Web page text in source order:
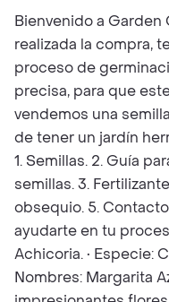
Bienvenido a Garden
realizada la compra,
proceso de
precisa, para que
vendemos una
de tener un jardín
1. Semillas. 2. Guía
semillas. 3.
obsequio. 5.
ayudarte en tu
Achicoria. • Especie:
Nombres: Margarita